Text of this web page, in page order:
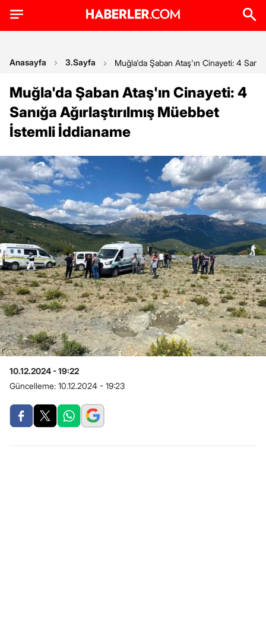
Anasayfa 3.Sayfa Muğla'da Şaban Ataş'ın Cinayeti: 4
Muğla'da Şaban Ataş'ın Cinayeti: 4
Sanığa Ağırlaştırılmış Müebbet
İstemli İddianame
10.12.2024 - 19:22
Güncelleme: 10.12.2024 - 19:23